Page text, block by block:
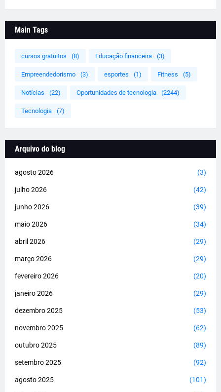
Main Tags
cursos gratuitos (8) Educação financeira (3)
Empreendedorismo (3) esportes (1) Fitness (5)
Notícias (22) Oportunidades de tecnologia (2244)
Tecnologia (7)
Arquivo do blog
agosto 2026 (3)
julho 2026 (42)
junho 2026 (39)
maio 2026 (34)
abril 2026 (29)
março 2026 (29)
fevereiro 2026 (20)
janeiro 2026 (29)
dezembro 2025 (53)
novembro 2025 (62)
outubro 2025 (89)
setembro 2025 (92)
agosto 2025 (101)